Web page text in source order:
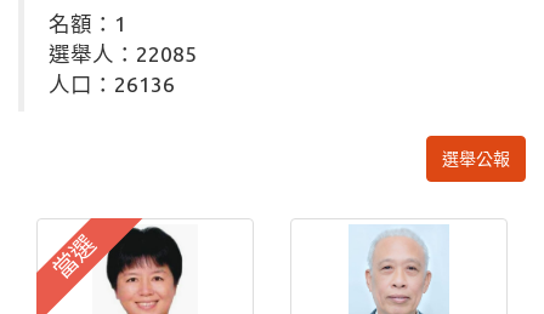
名額：1
選舉人：22085
人口：26136
選舉公報
當選